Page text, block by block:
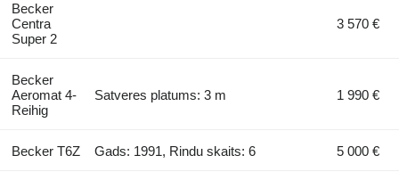
Becker
Centra
Super 2
3 570 €
Becker
Aeromat 4-
Reihig
Satveres platums: 3 m 1 990 €
Becker T6Z Gads: 1991, Rindu skaits: 6 5 000 €